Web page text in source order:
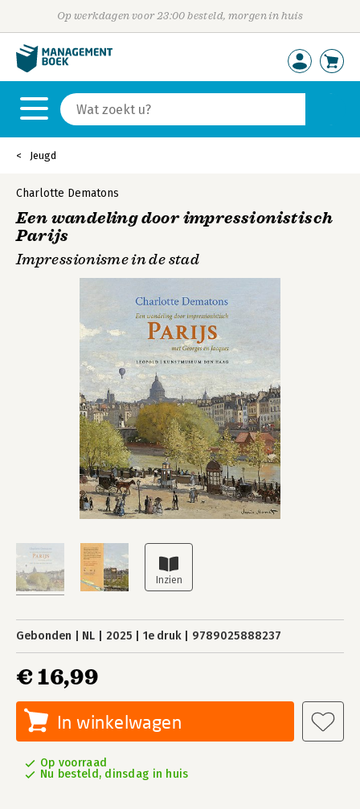
Op werkdagen voor 23:00 besteld, morgen in huis
Jeugd
Charlotte Dematons
Een wandeling door impressionistisch
Parijs
Impressionisme in de stad
Gebonden NL 2025 1e druk 9789025888237
€ 16,99
In winkelwagen
Op voorraad
Nu besteld, dinsdag in huis